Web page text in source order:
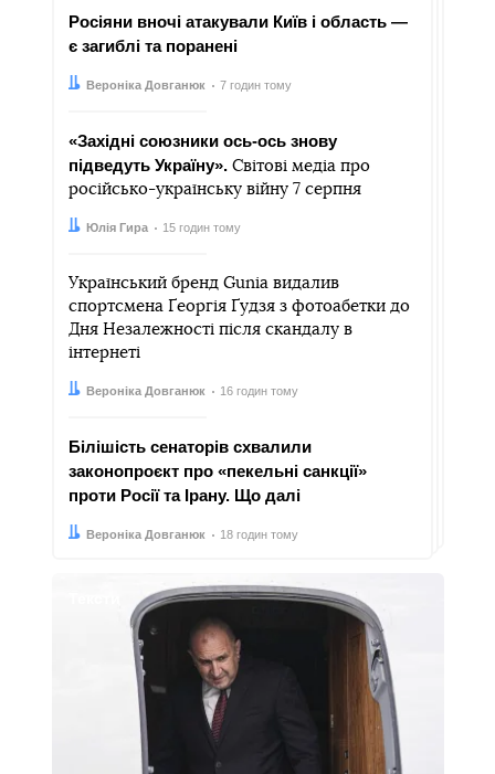
Росіяни вночі атакували Київ і область —
є загиблі та поранені
Автор:
Вероніка Довганюк
Дата: 7 годин тому
«Західні союзники ось-ось знову
підведуть Україну». Світові медіа про
російсько-українську війну 7 серпня
Автор:
Юлія Гира
Дата: 15 годин тому
Український бренд Gunia видалив
спортсмена Ґеоргія Ґудзя з фотоабетки до
Дня Незалежності після скандалу в
інтернеті
Автор:
Вероніка Довганюк
Дата: 16 годин тому
Білішість сенаторів схвалили
законопроєкт про «пекельні санкції»
проти Росії та Ірану. Що далі
Автор:
Вероніка Довганюк
Дата: 18 годин тому